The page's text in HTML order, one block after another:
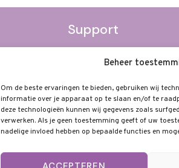
Beheer
Om de beste ervaringen te bieden, gebruiken wij
informatie over je apparaat op te slaan en/of te
deze technologieën kunnen wij gegevens zoals
verwerken. Als je geen toestemming geeft of uw
nadelige invloed hebben op bepaalde functies en
Support
Disclaimer